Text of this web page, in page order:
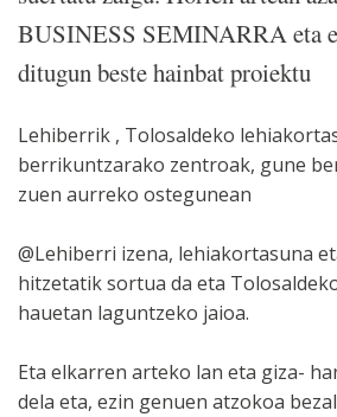
BUSINESS SEMINARRA eta
ditugun beste hainbat proiektu
Lehiberrik , Tolosaldeko
berrikuntzarako zentroak, gune
zuen aurreko ostegunean
@Lehiberri izena, lehiakortasuna
hitzetatik sortua da eta
hauetan laguntzeko jaioa.
Eta elkarren arteko lan eta giza-
dela eta, ezin genuen atzokoa